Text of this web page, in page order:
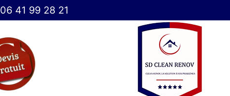
06 41 99 28 21